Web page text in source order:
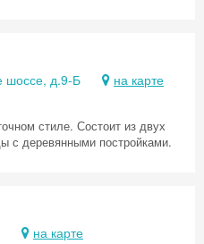
шоссе, д.9-Б на карте
стиле. Состоит из двух
с деревянными постройками.
на карте